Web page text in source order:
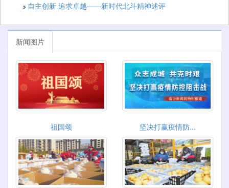
自主创新 追求卓越——新时代北斗精神述评
新闻图片
祖国颂 坚决打赢疫情防...